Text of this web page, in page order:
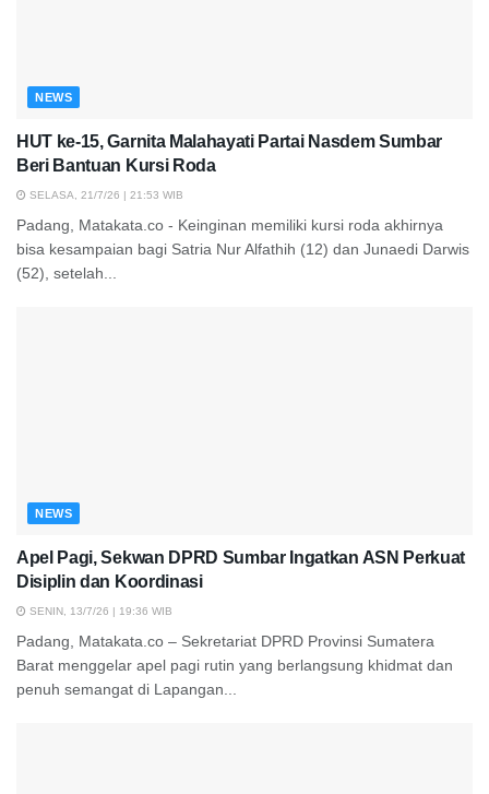
NEWS
HUT ke-15, Garnita Malahayati Partai Nasdem Sumbar
Beri Bantuan Kursi Roda
SELASA, 21/7/26 | 21:53 WIB
Padang, Matakata.co - Keinginan memiliki kursi roda akhirnya
bisa kesampaian bagi Satria Nur Alfathih (12) dan Junaedi Darwis
(52), setelah...
NEWS
Apel Pagi, Sekwan DPRD Sumbar Ingatkan ASN Perkuat
Disiplin dan Koordinasi
SENIN, 13/7/26 | 19:36 WIB
Padang, Matakata.co – Sekretariat DPRD Provinsi Sumatera
Barat menggelar apel pagi rutin yang berlangsung khidmat dan
penuh semangat di Lapangan...